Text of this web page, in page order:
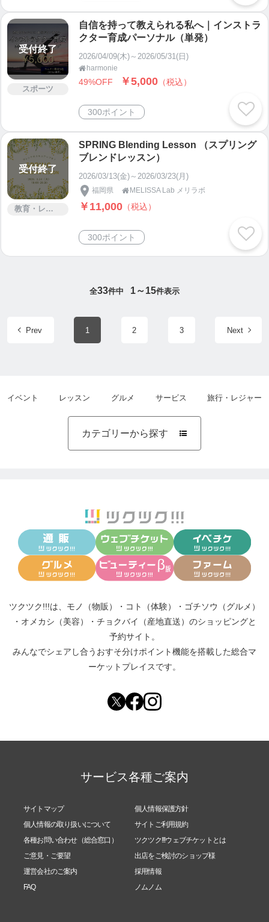
受付終了
スポーツ
自信を持って教えられる私へ｜インストラ
クター育成パーソナル（単発）
2026/04/09(木)～2026/05/31(日)
 harmonie
49%OFF ￥5,000 （税込）
300ポイント
受付終了
教育・レッスン・講習
SPRING Blending Lesson （スプリング
ブレンドレッスン）
2026/03/13(金)～2026/03/23(月)
福岡県  MELISSA Lab メリラボ
￥11,000 （税込）
300ポイント
全33件中 1～15件表示
Prev 1 2 3 Next
イベント レッスン グルメ サービス 旅行・レジャー
カテゴリーから探す 
ツクツク!!!は、 モノ（物販） ・ コト（体験） ・ ゴチソウ（グルメ）
・ オメカシ（美容） ・ チョクバイ（産地直送） のショッピングと
予約サイト。
みんなでシェアし合う おすそ分けポイント機能を搭載した総合マ
ーケットプレイスです。
サービス各種ご案内
サイトマップ
個人情報保護方針
個人情報の取り扱いについて
サイトご利用規約
各種お問い合わせ（総合窓口）
ツクツク!!!ウェブチケットとは
ご意見・ご要望
出店をご検討のショップ様
運営会社のご案内
採用情報
FAQ
ノムノム